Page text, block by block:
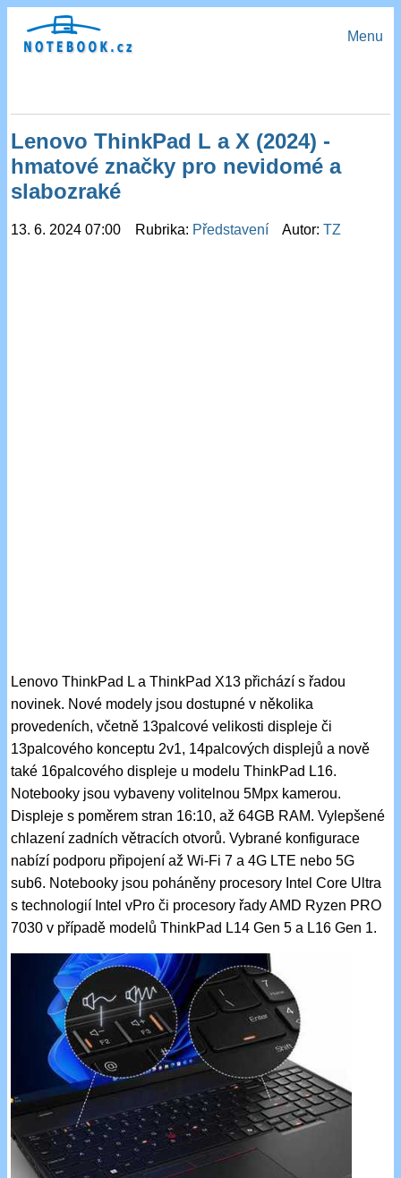
Menu
Lenovo ThinkPad L a X (2024) -
hmatové značky pro nevidomé a
slabozraké
13. 6. 2024 07:00 Rubrika: Představení Autor:TZ
Lenovo ThinkPad L a ThinkPad X13 přichází s řadou
novinek. Nové modely jsou dostupné v několika
provedeních, včetně 13palcové velikosti displeje či
13palcového konceptu 2v1, 14palcových displejů a nově
také 16palcového displeje u modelu ThinkPad L16.
Notebooky jsou vybaveny volitelnou 5Mpx kamerou.
Displeje s poměrem stran 16:10, až 64GB RAM. Vylepšené
chlazení zadních větracích otvorů. Vybrané konfigurace
nabízí podporu připojení až Wi-Fi 7 a 4G LTE nebo 5G
sub6. Notebooky jsou poháněny procesory Intel Core Ultra
s technologií Intel vPro či procesory řady AMD Ryzen PRO
7030 v případě modelů ThinkPad L14 Gen 5 a L16 Gen 1.